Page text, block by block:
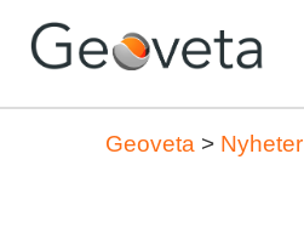
Geoveta > Nyheter